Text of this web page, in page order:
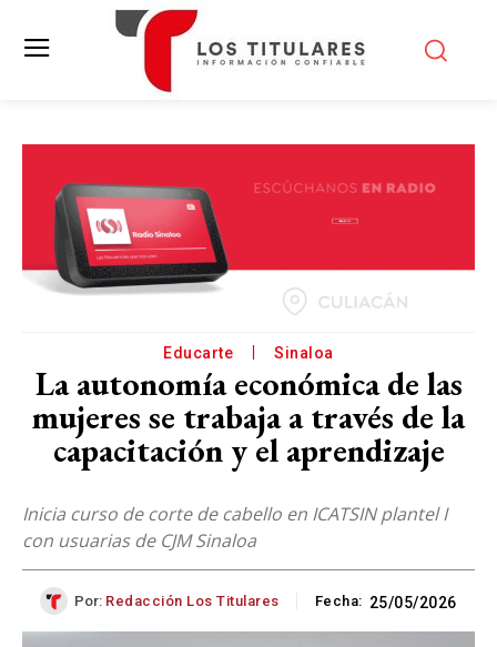
Educarte Sinaloa
La autonomía económica de las
mujeres se trabaja a través de la
capacitación y el aprendizaje
Inicia curso de corte de cabello en ICATSIN plantel I
con usuarias de CJM Sinaloa
Por: Redacción Los Titulares Fecha: 25/05/2026